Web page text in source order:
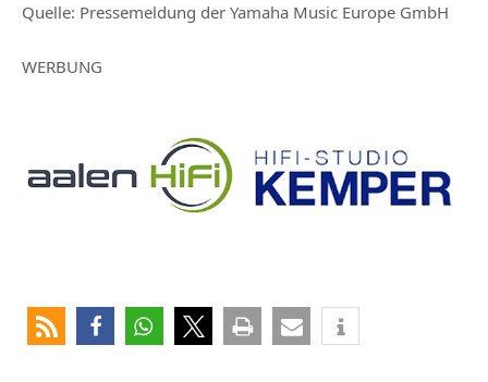
Quelle: Pressemeldung der Yamaha Music Europe GmbH
WERBUNG